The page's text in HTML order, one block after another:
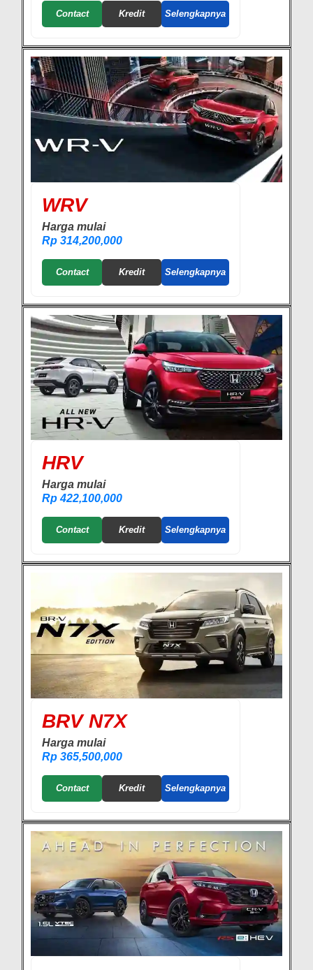
Contact Kredit Selengkapnya
WRV
Harga mulai
Rp 314,200,000
Contact Kredit Selengkapnya
HRV
Harga mulai
Rp 422,100,000
Contact Kredit Selengkapnya
BRV N7X
Harga mulai
Rp 365,500,000
Contact Kredit Selengkapnya